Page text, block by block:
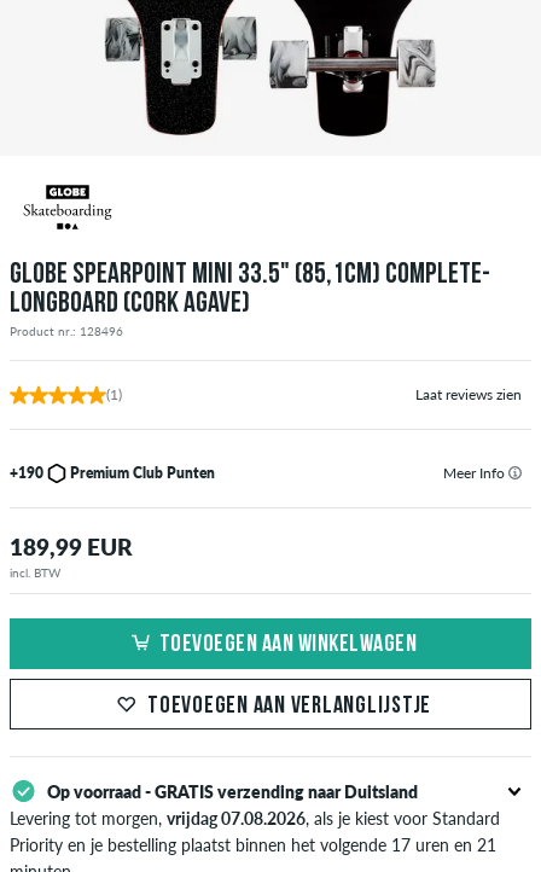
GLOBE SPEARPOINT MINI 33.5" (85,1CM) COMPLETE-
LONGBOARD (CORK AGAVE)
Product nr.: 128496
(1) Laat reviews zien
+190 Premium Club Punten Meer Info
189,99 EUR
incl. BTW
TOEVOEGEN AAN WINKELWAGEN
TOEVOEGEN AAN VERLANGLIJSTJE
Op voorraad - GRATIS verzending naar Duitsland
Levering tot morgen, vrijdag 07.08.2026, als je kiest voor Standard
Priority en je bestelling plaatst binnen het volgende 17 uren en 21